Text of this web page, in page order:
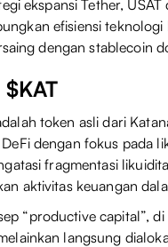
ekspansi Tether,
efisiensi
dengan stablecoin
token asli dari
dengan fokus pada
fragmentasi
aktivitas keuangan
“productive capital”,
langsung